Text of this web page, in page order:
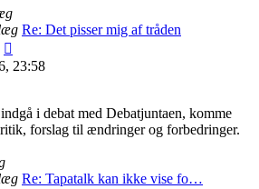
Re: Det pisser mig af tråden
det
23:58
i debat med Debatjuntaen, komme
forslag til ændringer og forbedringer.
Re: Tapatalk kan ikke vise fo…